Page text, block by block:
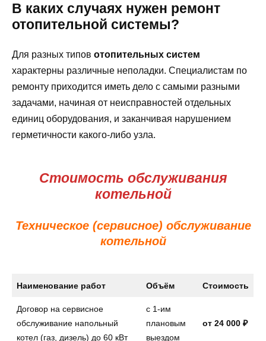
В каких случаях нужен ремонт
отопительной системы?
Для разных типов отопительных систем
характерны различные неполадки. Специалистам по
ремонту приходится иметь дело с самыми разными
задачами, начиная от неисправностей отдельных
единиц оборудования, и заканчивая нарушением
герметичности какого-либо узла.
Стоимость обслуживания
котельной
Техническое (сервисное) обслуживание
котельной
Наименование работ Объём Стоимость
Договор на сервисное
обслуживание напольный
котел (газ, дизель) до 60 кВт
с 1-им
плановым
выездом
от 24 000 ₽